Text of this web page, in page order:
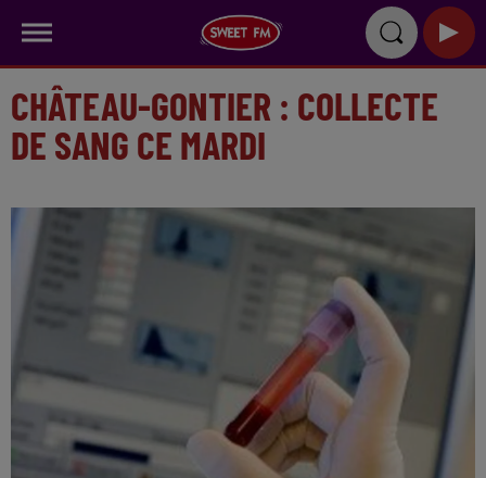
CHÂTEAU-GONTIER : COLLECTE
DE SANG CE MARDI